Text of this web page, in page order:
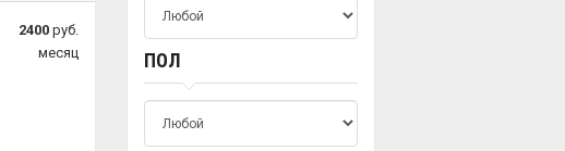
2400руб.
месяц
ПОЛ